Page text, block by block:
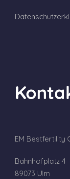
EM Bestfertility
Bahnhofplatz 4
89073 Ulm